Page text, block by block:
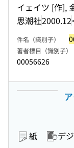
イェイツ [作],
思潮社2000.12
件名（識別子）
著者標目（識別子）
00056626
紙 デ